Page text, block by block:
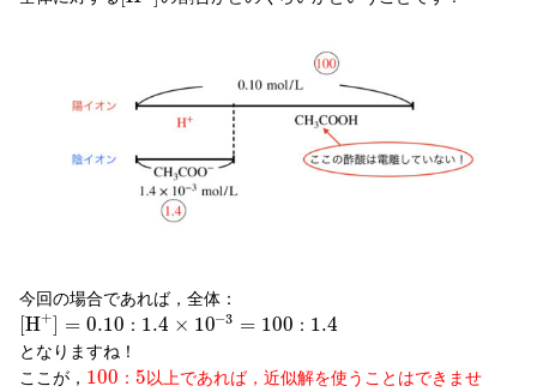
今回の場合であれば，全体：
H+ = 0.10 ： 1.4 × 10−3 = 100 ： 1.4
となりますね！
ここが， 100 ： 5以上であれば，近似解を使うことはできませ